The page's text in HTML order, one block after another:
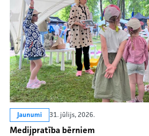
Jaunumi 31. jūlijs, 2026.
Medijpratība bērniem